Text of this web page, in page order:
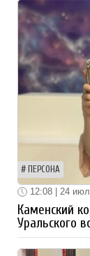
ПЕРСОНА
12:08 | 24
Каменский
Уральского